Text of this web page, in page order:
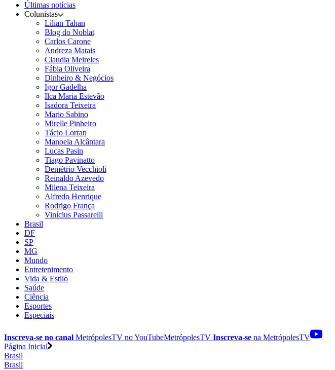
Últimas notícias
Colunistas
Lilian Tahan
Blog do Noblat
Carlos Carone
Andreza Matais
Claudia Meireles
Fábia Oliveira
Dinheiro & Negócios
Igor Gadelha
Ilca Maria Estevão
Isadora Teixeira
Mario Sabino
Mirelle Pinheiro
Tácio Lorran
Manoela Alcântara
Lucas Pasin
Tiago Pavinatto
Demétrio Vecchioli
Reinaldo Azevedo
Milena Teixeira
Alfredo Henrique
Rodrigo França
Vinícius Passarelli
Brasil
DF
SP
MG
Mundo
Entretenimento
Vida & Estilo
Saúde
Ciência
Esportes
Especiais
Inscreva-se no canal MetrópolesTV noYouTubeMetrópolesTV Inscreva-se na MetrópolesTV
Página Inicial
Brasil
Brasil